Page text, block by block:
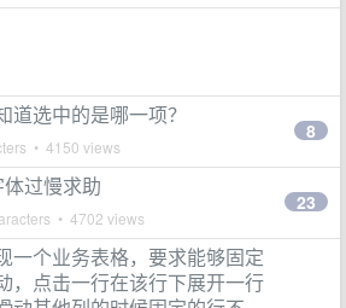
道选中的是哪一项？
• 4150 views
8
过慢求助
• 4702 views
23
一个业务表格，要求能够固定
，点击一行在该行下展开一行